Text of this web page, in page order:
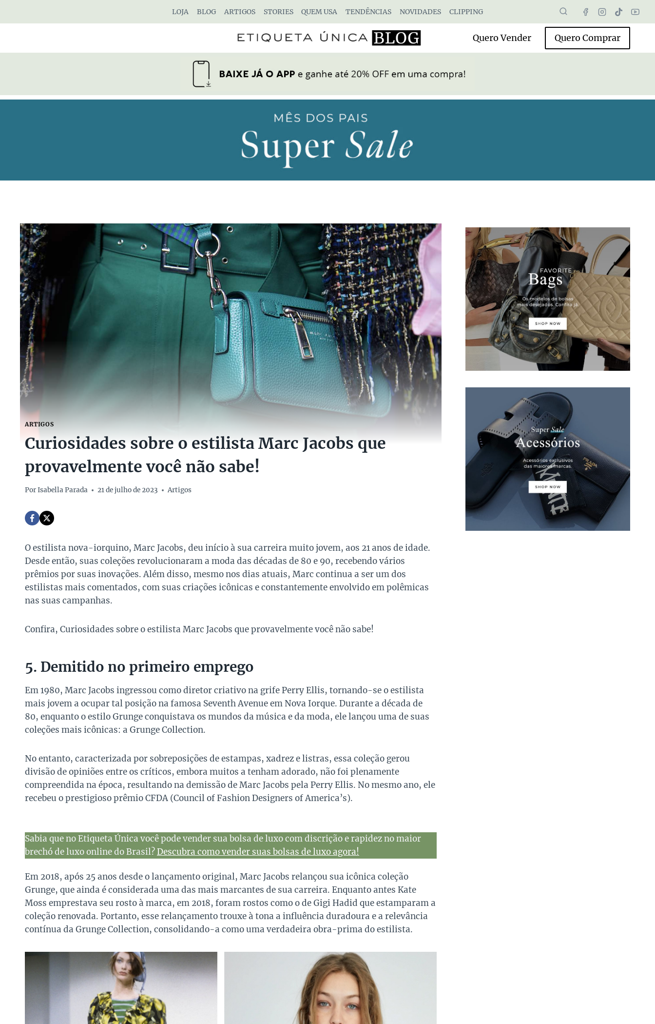
LOJA BLOG ARTIGOS STORIES QUEM USA TENDÊNCIAS NOVIDADES CLIPPING
Quero Vender Quero Comprar
ARTIGOS
Curiosidades sobre o estilista Marc Jacobs que
provavelmente você não sabe!
PorIsabella Parada 21 de julho de 2023 Artigos
O estilista nova-iorquino, Marc Jacobs, deu início à sua carreira muito jovem, aos 21 anos de idade.
Desde então, suas coleções revolucionaram a moda das décadas de 80 e 90, recebendo vários
prêmios por suas inovações. Além disso, mesmo nos dias atuais, Marc continua a ser um dos
estilistas mais comentados, com suas criações icônicas e constantemente envolvido em polêmicas
nas suas campanhas.
Confira, Curiosidades sobre o estilista Marc Jacobs que provavelmente você não sabe!
5. Demitido no primeiro emprego
Em 1980, Marc Jacobs ingressou como diretor criativo na grife Perry Ellis, tornando-se o estilista
mais jovem a ocupar tal posição na famosa Seventh Avenue em Nova Iorque. Durante a década de
80, enquanto o estilo Grunge conquistava os mundos da música e da moda, ele lançou uma de suas
coleções mais icônicas: a Grunge Collection.
No entanto, caracterizada por sobreposições de estampas, xadrez e listras, essa coleção gerou
divisão de opiniões entre os críticos, embora muitos a tenham adorado, não foi plenamente
compreendida na época, resultando na demissão de Marc Jacobs pela Perry Ellis. No mesmo ano, ele
recebeu o prestigioso prêmio CFDA (Council of Fashion Designers of America’s).
Sabia que no Etiqueta Única você pode vender sua bolsa de luxo com discrição e rapidez no maior
brechó de luxo online do Brasil?Descubra como vender suas bolsas de luxo agora!
Em 2018, após 25 anos desde o lançamento original, Marc Jacobs relançou sua icônica coleção
Grunge, que ainda é considerada uma das mais marcantes de sua carreira. Enquanto antes Kate
Moss emprestava seu rosto à marca, em 2018, foram rostos como o de Gigi Hadid que estamparam a
coleção renovada. Portanto, esse relançamento trouxe à tona a influência duradoura e a relevância
contínua da Grunge Collection, consolidando-a como uma verdadeira obra-prima do estilista.